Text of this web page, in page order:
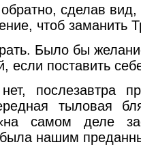
сделав вид,
чтоб заманить
Было бы
если поставить
послезавтра
тыловая
самом деле
была нашим